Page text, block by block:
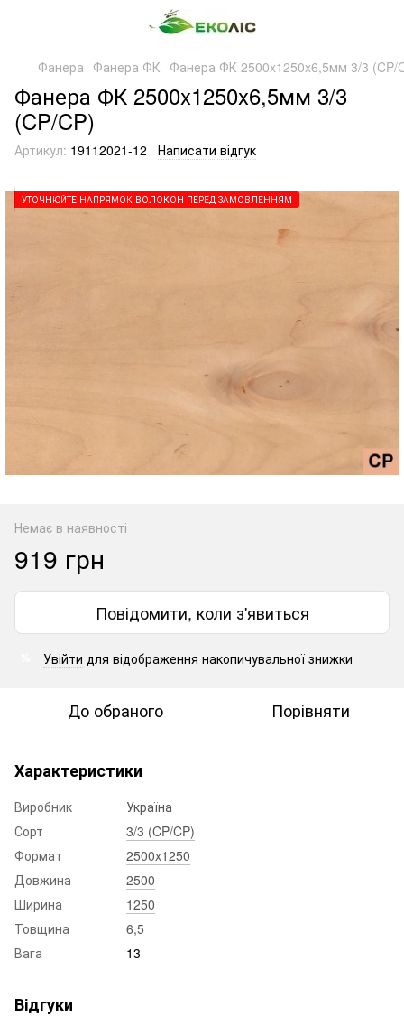
Фанера Фанера ФК Фанера ФК 2500x1250x6,5мм 3/3 (CP/
Фанера ФК 2500x1250x6,5мм 3/3
(CP/CP)
Артикул: 19112021-12 Написати відгук
УТОЧНЮЙТЕ НАПРЯМОК ВОЛОКОН ПЕРЕД ЗАМОВЛЕННЯМ
Немає в наявності
919 грн
Повідомити, коли з'явиться
Увійти для відображення накопичувальної знижки
До обраного Порівняти
Характеристики
Виробник
Україна
Сорт
3/3 (CP/CP)
Формат
2500x1250
Довжина
2500
Ширина
1250
Товщина
6,5
Вага
13
Відгуки